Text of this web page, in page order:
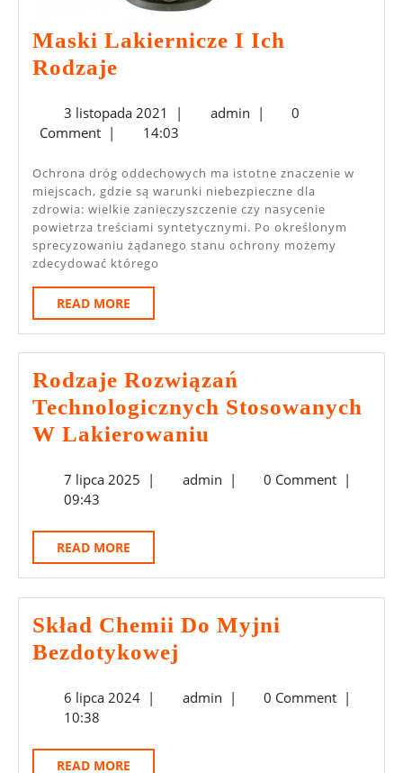
Maski Lakiernicze I Ich
Rodzaje
I
Rodzaje
3 listopada 2021
listopada
| adminadmin
|
0
Comment | 14:03
Ochrona dróg oddechowych ma istotne znaczenie w
miejscach, gdzie są warunki niebezpieczne dla
zdrowia: wielkie zanieczyszczenie czy nasycenie
powietrza treściami syntetycznymi. Po określonym
sprecyzowaniu żądanego stanu ochrony możemy
zdecydować którego
READ MORE
MORE
Rodzaje Rozwiązań
Technologicznych Stosowanych
W Lakierowaniu
Technologicznych
7 lipca 20257 | adminadmin
| 0 Comment |
09:43
READ MORE
MORE
Skład Chemii Do Myjni
Bezdotykowej
Do
6 lipca 20246 | adminadmin
| 0 Comment |
10:38
READ MORE